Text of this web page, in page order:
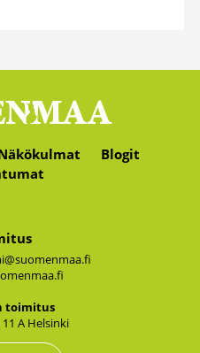
Blogit
toi­mi­tus
A Hel­sin­ki